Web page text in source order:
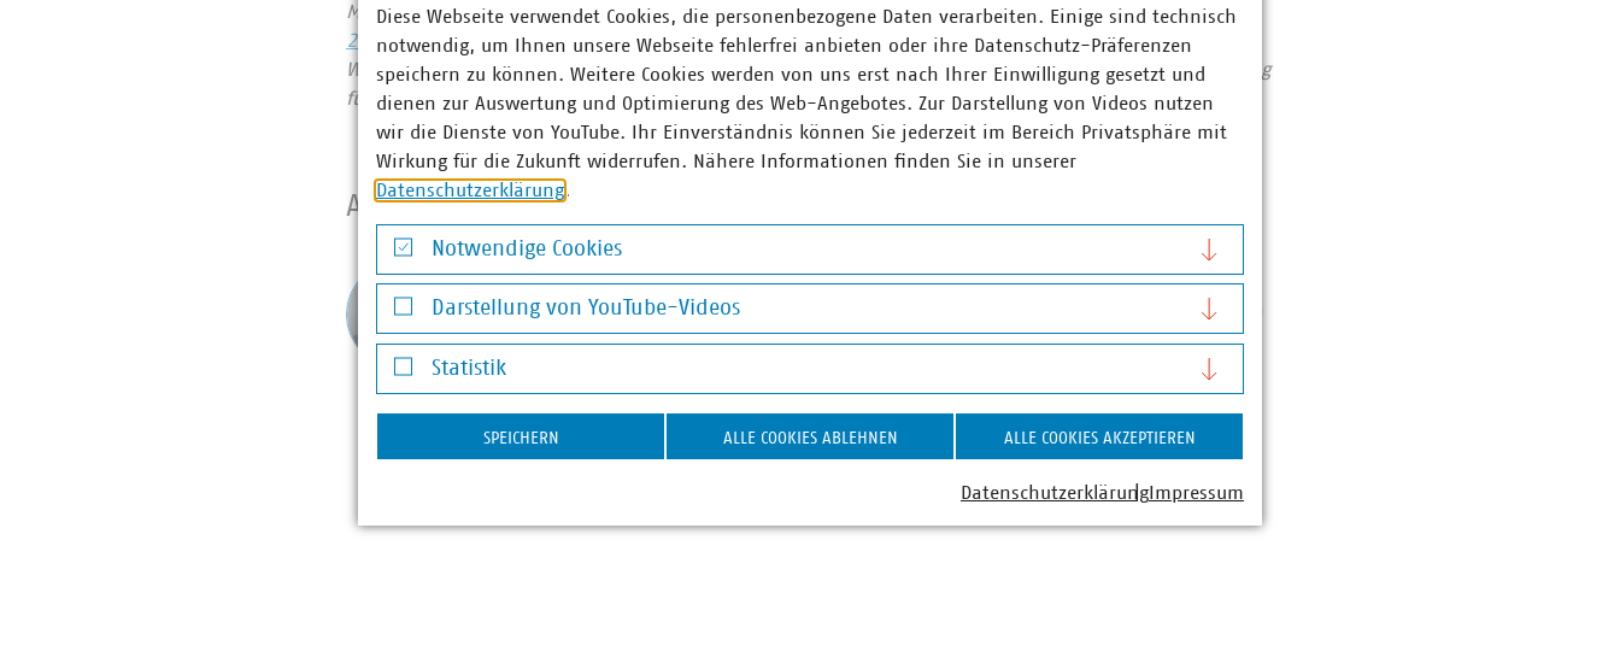
Mobilfunkunternehmen Anschlüsse für Antennen an ihr Glasfasernetz anbieten.
Zahlen Daten Fakten
2023
Wir halten Deutschland am Laufen – denn nichts geschieht, wenn es nicht vor Ort passiert: Unser Beitrag
für heute und morgen: #Daseinsvorsorge. Unsere Positionen:
www.vku.de
Ansprechpartner
Stefan Luig
Leiter Presse und Pressesprecher
mit Schwerpunkt Wasser/Abwasser
+49 170 8580-226
luig(at)vku(dot)de
Anna Theresa Kammer
Stellvertretende Abteilungsleiterin
und Pressesprecherin mit
Wasserstoff, Finanzierung der
+49 170 8580-225
Diese Webseite verwendet Cookies, die personenbezogene Daten verarbeiten. Einige sind technisch
notwendig, um Ihnen unsere Webseite fehlerfrei anbieten oder ihre Datenschutz-Präferenzen
speichern zu können. Weitere Cookies werden von uns erst nach Ihrer Einwilligung gesetzt und
dienen zur Auswertung und Optimierung des Web-Angebotes. Zur Darstellung von Videos nutzen
wir die Dienste von YouTube. Ihr Einverständnis können Sie jederzeit im Bereich Privatsphäre mit
Wirkung für die Zukunft widerrufen. Nähere Informationen finden Sie in unserer
Datenschutzerklärung.
Notwendige Cookies
Notwendige Cookies
Darstellung von YouTube-Videos
Darstellung von YouTube-Videos
Statistik
Statistik
SPEICHERN ALLE COOKIES ABLEHNEN ALLE COOKIES AKZEPTIEREN
DatenschutzerklärungImpressum